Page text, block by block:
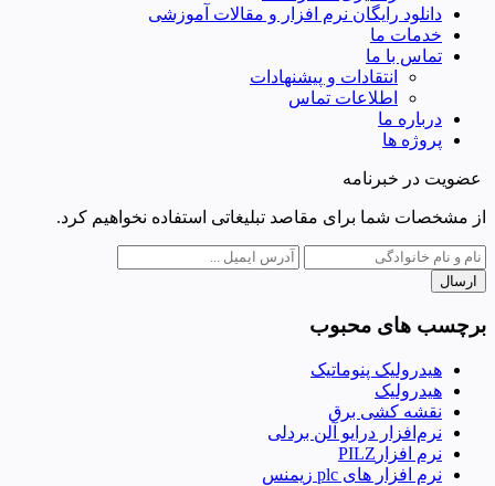
دانلود رایگان نرم افزار و مقالات آموزشی
خدمات ما
تماس با ما
انتقادات و پیشنهادات
اطلاعات تماس
درباره ما
پروژه ها
عضویت در خبرنامه
از مشخصات شما برای مقاصد تبلیغاتی استفاده نخواهیم کرد.
ارسال
برچسب های محبوب
هیدرولیک پنوماتیک
هیدرولیک
نقشه کشی برق
نرم‌افزار درایو آلن بردلی
نرم افزارPILZ
نرم افزار های plc زیمنس